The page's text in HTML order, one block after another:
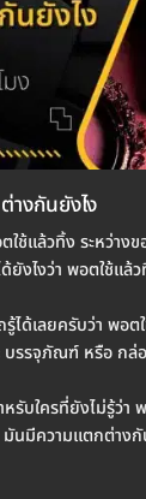
งกันยังไง
ช้แล้วทิ้ง ระหว่าง
ยังไงว่า พอตใช้แล้
ได้เลยครับว่า พอ
บรรจุภัณฑ์ หรือ กล่
หรับใครที่ยังไม่รู้ว่า
นมีความแตกต่างกั